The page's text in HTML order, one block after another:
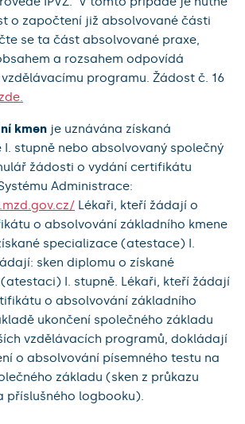
o započtení již absolvované části
se ta část absolvované praxe,
a rozsahem odpovídá
programu. Žádost č. 16
zde.
kmen je uznávána získaná
I. stupně nebo absolvovaný společný
žádosti o vydání certifikátu
Administrace:
Lékaři, kteří žádají o
o absolvování základního kmene
specializace (atestace) I.
sken diplomu o získané
I. stupně. Lékaři, kteří žádají
o absolvování základního
ukončení společného základu
vzdělávacích programů, dokládají
o absolvování písemného testu na
základu (sken z průkazu
příslušného logbooku).